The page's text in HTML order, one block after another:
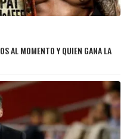
AL MOMENTO Y QUIEN GANA LA